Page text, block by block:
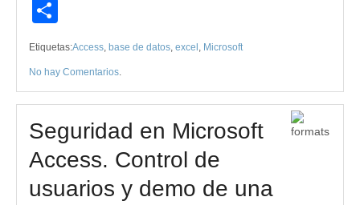
Etiquetas:Access, base de datos, excel , Microsoft
No hay Comentarios.
Seguridad en Microsoft
Access. Control de
usuarios y demo de una